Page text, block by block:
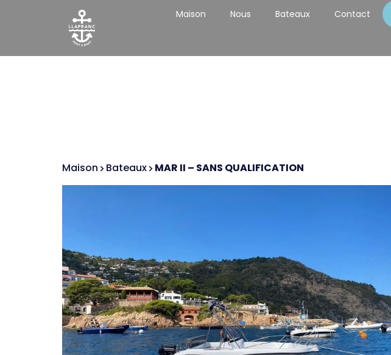
Maison Nous Bateaux Contact
Maison Bateaux MAR II – SANS QUALIFICATION